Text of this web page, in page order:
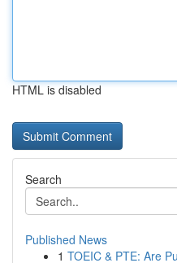
HTML is disabled
Search
Published News
1 TOEIC & PTE: Are